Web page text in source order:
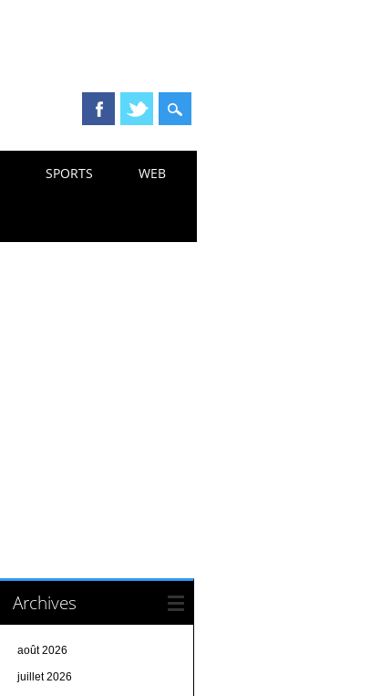
SPORTS WEB
Archives
août 2026
juillet 2026